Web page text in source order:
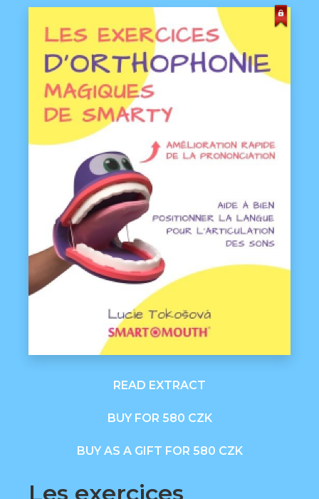
READ EXTRACT
BUY FOR 580 CZK
BUY AS A GIFT FOR 580 CZK
Les exercices